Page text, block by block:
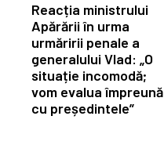
Reacția ministrului
Apărării în urma
urmăririi penale a
generalului Vlad: „O
situație incomodă;
vom evalua împreună
cu președintele”